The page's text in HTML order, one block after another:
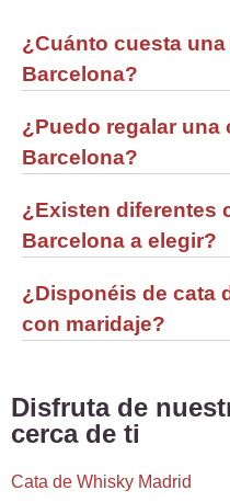
¿Cuánto cuesta
Barcelona?
¿Puedo regalar una
Barcelona?
¿Existen diferentes
Barcelona a elegir?
¿Disponéis de cata
con maridaje?
Disfruta de
cerca de ti
Cata de Whisky Madrid